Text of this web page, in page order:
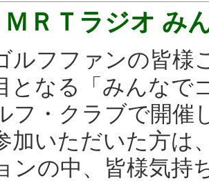
ＭＲＴラジオ み
ルフファンの皆様
となる「みんな
フ・クラブで開催
加いただいた方は
ンの中、皆様気持